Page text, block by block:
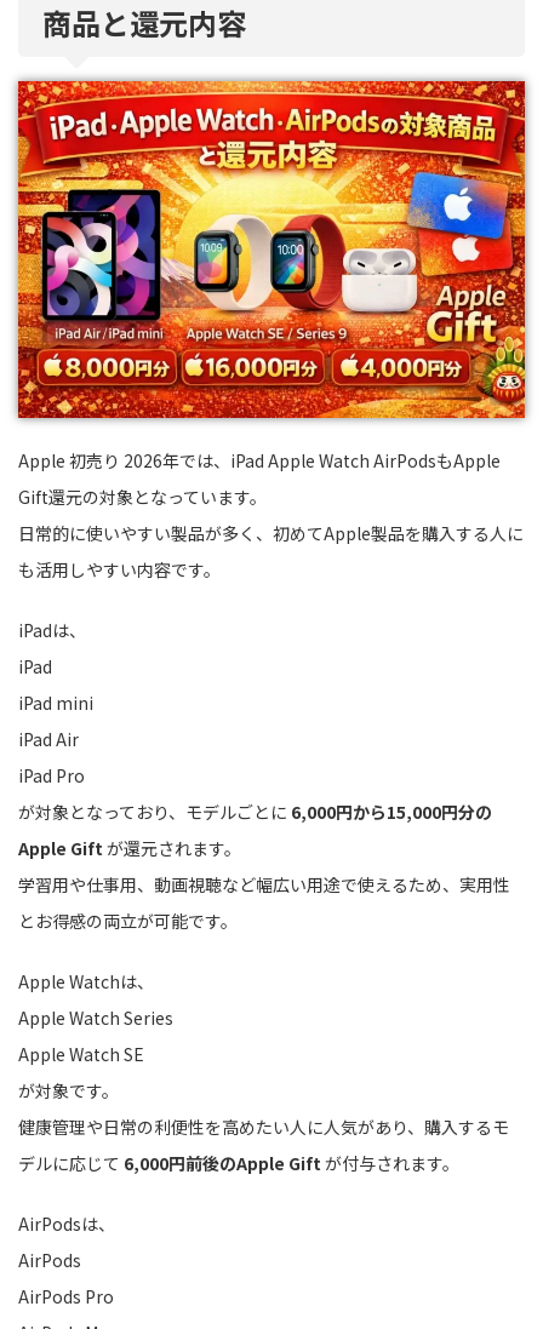
商品と還元内容
Apple 初売り 2026年では、iPad Apple Watch AirPodsもApple
Gift還元の対象となっています。
日常的に使いやすい製品が多く、初めてApple製品を購入する人に
も活用しやすい内容です。
iPadは、
iPad
iPad mini
iPad Air
iPad Pro
が対象となっており、モデルごとに 6,000円から15,000円分の
Apple Giftが還元されます。
学習用や仕事用、動画視聴など幅広い用途で使えるため、実用性
とお得感の両立が可能です。
Apple Watchは、
Apple Watch Series
Apple Watch SE
が対象です。
健康管理や日常の利便性を高めたい人に人気があり、購入するモ
デルに応じて 6,000円前後のApple Giftが付与されます。
AirPodsは、
AirPods
AirPods Pro